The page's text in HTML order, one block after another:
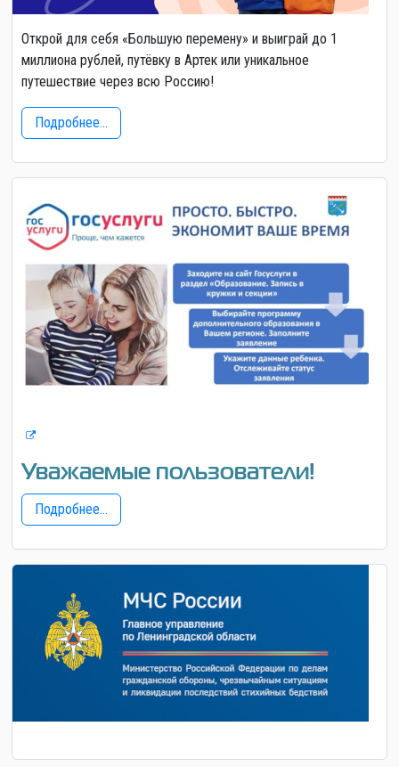
Открой для себя «Большую перемену» и выиграй до 1
миллиона рублей, путёвку в Артек или уникальное
путешествие через всю Россию!
Подробнее...
Уважаемые пользователи!
Подробнее...